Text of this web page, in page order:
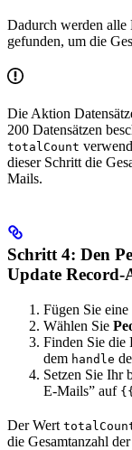
Dadurch werden alle
gefunden, um die
Die Aktion
200 Datensätzen
totalCount
dieser Schritt die
Mails.
Schritt 4: Den
Update
Fügen Sie eine
Wählen Sie
Finden Sie die
dem handle
Setzen Sie Ihr
E-Mails” auf
Der Wert
die Gesamtanzahl